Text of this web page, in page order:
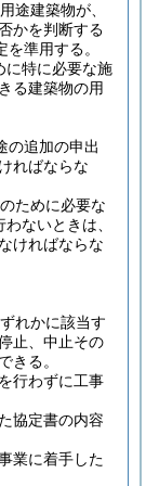
途建築物が、
かを判断する
を準用する。
に特に必要な施
る建築物の用
の追加の申出
ればならな
ために必要な
ないときは、
ければならな
れかに該当す
止、中止その
きる。
行わずに工事
協定書の内容
業に着手した